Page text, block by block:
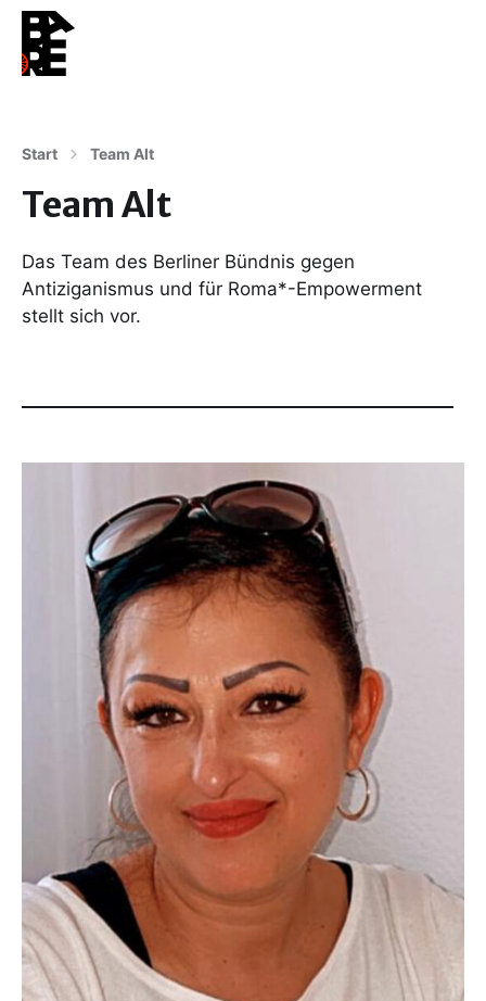
Start Team Alt
Team Alt
Das Team des Berliner Bündnis gegen
Antiziganismus und für Roma*-Empowerment
stellt sich vor.